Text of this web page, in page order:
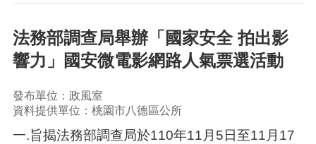
民
急
難
助
階
法務部調查局舉辦「國家安全 拍出影
響力」國安微電影網路人氣票選活動
發布單位：政風室
資料提供單位：桃園市八德區公所
一.旨揭法務部調查局於110年11月5日至11月17